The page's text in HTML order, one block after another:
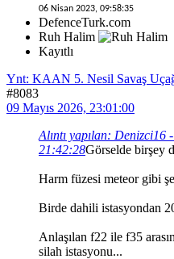
06 Nisan 2023, 09:58:35
DefenceTurk.com
Ruh Halim
Kayıtlı
Ynt: KAAN 5. Nesil Savaş
#8083
09 Mayıs 2026, 23:01:00
Alıntı yapılan: Denizci16
21:42:28Görselde birşey
Harm füzesi meteor gibi
Birde dahili istasyondan
Anlaşılan f22 ile f35
silah istasyonu...